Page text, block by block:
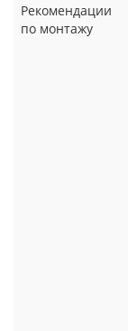
Рекомендации
по монтажу